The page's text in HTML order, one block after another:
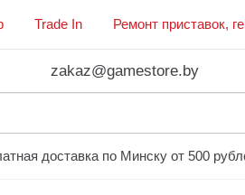
Trade In Ремонт приставок,
zakaz@gamestore.by
доставка по Минску от 500